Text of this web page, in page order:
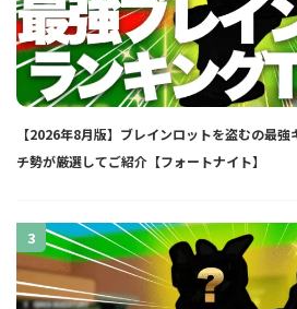
【2026年8月版】ブレインロットを盗むの最
チ勢が厳選してご紹介【フォートナイト】
3